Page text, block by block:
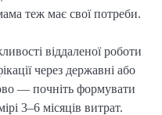
теж має свої потреби.
віддаленої роботи
через державні або
— почніть формувати
3–6 місяців витрат.